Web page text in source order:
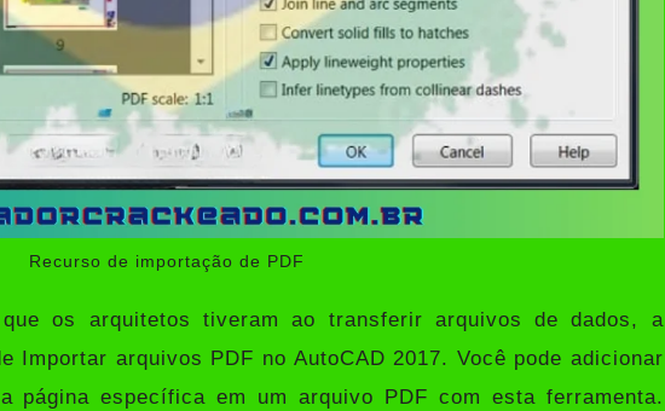
Recurso de importação de PDF
que os arquitetos tiveram ao transferir arquivos de dados, a
Importar arquivos PDF no AutoCAD 2017. Você pode adicionar
página específica em um arquivo PDF com esta ferramenta.